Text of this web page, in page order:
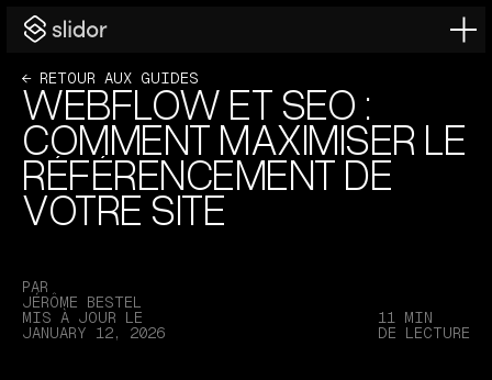
← RETOUR AUX GUIDES
WEBFLOW ET SEO :
COMMENT MAXIMISER LE
RÉFÉRENCEMENT DE
VOTRE SITE
PAR
JÉRÔME BESTEL
MIS À JOUR L E
JANUARY 1 2, 2026
11
MIN
DE L ECTURE